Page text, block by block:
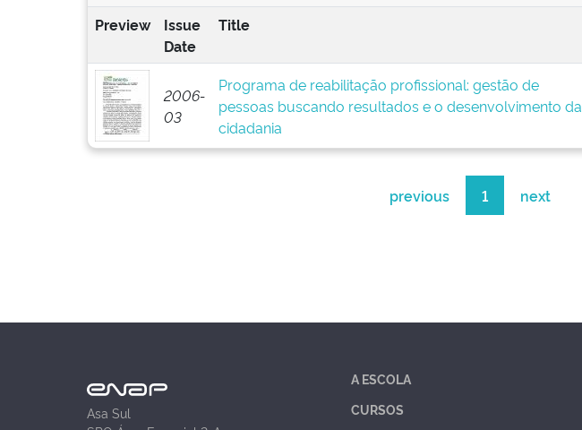
Preview
Issue
Date
Title
2006-
03
Programa de reabilitação profissional: gestão de
pessoas buscando resultados e o desenvolvimento da
cidadania
previous 1 next
Asa Sul
A ESCOLA
CURSOS